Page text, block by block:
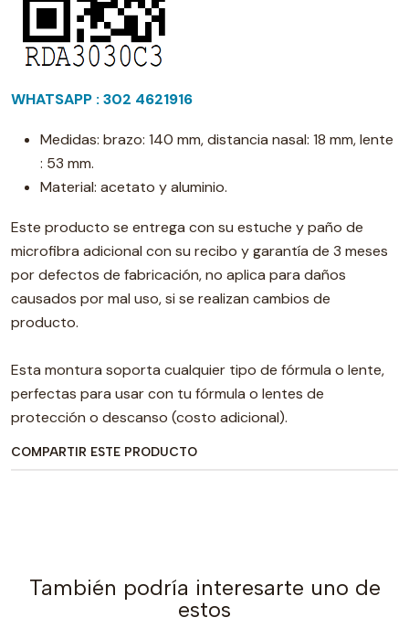
WHATSAPP : 302 4621916
Medidas: brazo: 140 mm, distancia nasal: 18 mm, lente
: 53 mm.
Material: acetato y aluminio.
Este producto se entrega con su estuche y paño de
microfibra adicional con su recibo y garantía de 3 meses
por defectos de fabricación, no aplica para daños
causados por mal uso, si se realizan cambios de
producto.
Esta montura soporta cualquier tipo de fórmula o lente,
perfectas para usar con tu fórmula o lentes de
protección o descanso (costo adicional).
COMPARTIR ESTE PRODUCTO
También podría interesarte uno de
estos